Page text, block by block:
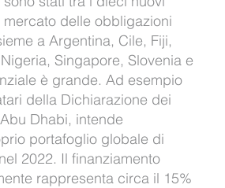
delle obbligazioni
a Argentina, Cile, Fiji,
Singapore, Slovenia e
è grande. Ad esempio
della Dichiarazione dei
Dhabi, intende
portafoglio globale di
2022. Il finanziamento
rappresenta circa il 15%